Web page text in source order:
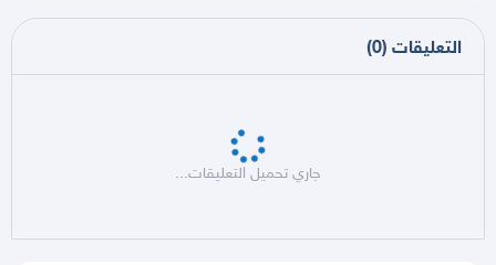
التعليقات (
0
)
جاري تحميل التعليقات...